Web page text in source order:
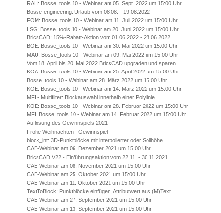
RAH: Bosse_tools 10 - Webinar am 05. Sept. 2022 um 15:00 Uhr
Bosse-engineering: Urlaub vom 08.08. - 19.08.2022
FOM: Bosse_tools 10 - Webinar am 11. Juli 2022 um 15:00 Uhr
LSG: Bosse_tools 10 - Webinar am 20. Juni 2022 um 15:00 Uhr
BricsCAD: 15%-Rabatt-Aktion vom 01.06.2022 - 28.06.2022
BOE: Bosse_tools 10 - Webinar am 30. Mai 2022 um 15:00 Uhr
MAU: Bosse_tools 10 - Webinar am 09. Mai 2022 um 15:00 Uhr
Vom 18. April bis 20. Mai 2022 BricsCAD upgraden und sparen
KOA: Bosse_tools 10 - Webinar am 25. April 2022 um 15:00 Uhr
Bosse_tools 10 - Webinar am 28. März 2022 um 15:00 Uhr
KOE: Bosse_tools 10 - Webinar am 14. März 2022 um 15:00 Uhr
MFI - Multifilter: Blockauswahl innerhalb einer Polylinie
KOE: Bosse_tools 10 - Webinar am 28. Februar 2022 um 15:00 Uhr
MFI: Bosse_tools 10 - Webinar am 14. Februar 2022 um 15:00 Uhr
Auflösung des Gewinnspiels 2021
Frohe Weihnachten - Gewinnspiel
block_int: 3D-Punktblöcke mit interpolierter oder Sollhöhe.
CAE-Webinar am 06. Dezember 2021 um 15:00 Uhr
BricsCAD V22 - Einführungsaktion vom 22.11. - 30.11.2021
CAE-Webinar am 08. November 2021 um 15:00 Uhr
CAE-Webinar am 25. Oktober 2021 um 15:00 Uhr
CAE-Webinar am 11. Oktober 2021 um 15:00 Uhr
TextToBlock: Punktblöcke einfügen, Attributwert aus (M)Text
CAE-Webinar am 27. September 2021 um 15:00 Uhr
CAE-Webinar am 13. September 2021 um 15:00 Uhr